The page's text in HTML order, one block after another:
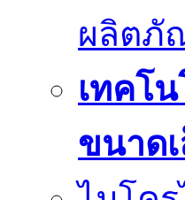
ผลิตภั
เทคโ
ขนาด